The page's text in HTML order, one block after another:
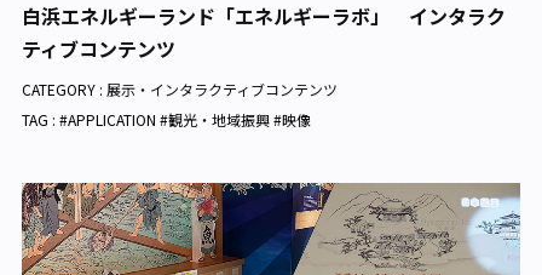
白浜エネルギーランド「エネルギーラボ」 インタラク
ティブコンテンツ
CATEGORY : 展示・インタラクティブコンテンツ
TAG : #APPLICATION #観光・地域振興 #映像